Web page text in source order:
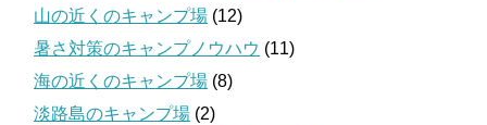
山の近くのキャンプ場 (12)
暑さ対策のキャンプノウハウ (11)
海の近くのキャンプ場 (8)
淡路島のキャンプ場 (2)